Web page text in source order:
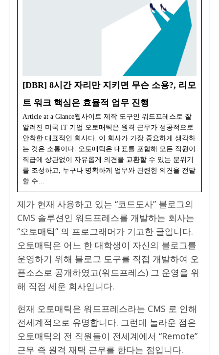
[DBR] 8시간 자리만 지키면 무슨 소용?, 리모
트 워크 핵심은 효율적 업무 진행
Article at a Glance웹사이트 제작 도구인 워드프레스로 잘
알려진 미국 IT 기업 오토매틱은 원격 근무가 성공적으로
안착한 대표적인 회사다. 이 회사가 가장 중요하게 생각하
는 것은 소통이다. 오토매틱은 대표를 포함해 모든 직원이
직급에 상관없이 자유롭게 의견을 교환할 수 있는 분위기
를 조성하고, 누구나 명확하게 업무와 관련한 의견을 전달
할 수…
제가 현재 사용하고 있는 “코드도사” 블로그의
CMS 솔루션인 워드프레스를 개발하는 회사는
“오토매틱” 의 프로그래머가 기고한 글입니다.
오토매틱은 어느 한 대학생이 자신의 블로그를
운영하기 위해 블로그 도구를 직접 개발하여 오
픈소스로 공개하였고(워드프레스) 그 운영을 위
해 직접 세운 회사입니다.
현재 오토매틱은 워드프레스라는 CMS 로 인해
전세계적으로 유명합니다. 그런데 놀라운 점은
오토매틱의 전 직원들이 전세계에서 “Remote”
근무 즉 원격 재택 근무를 한다는 점입니다.